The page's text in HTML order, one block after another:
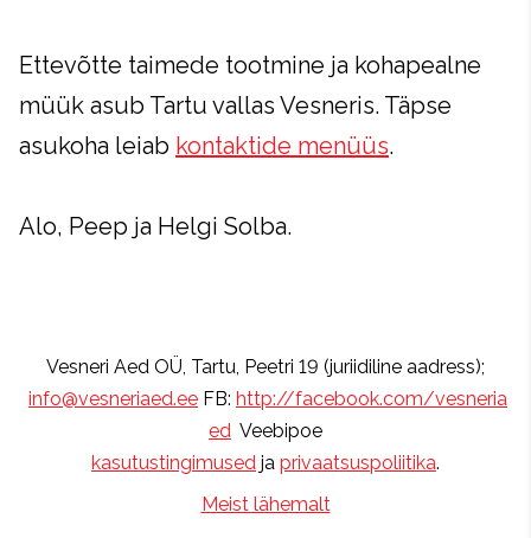
Ettevõtte taimede tootmine ja kohapealne
müük asub Tartu vallas Vesneris. Täpse
asukoha leiab kontaktide menüüs.
Alo, Peep ja Helgi Solba.
Vesneri Aed OÜ, Tartu, Peetri 19 (juriidiline aadress);
info@vesneriaed.ee FB: http://facebook.com/vesneria
ed Veebipoe
kasutustingimused ja privaatsuspoliitika.
Meist lähemalt